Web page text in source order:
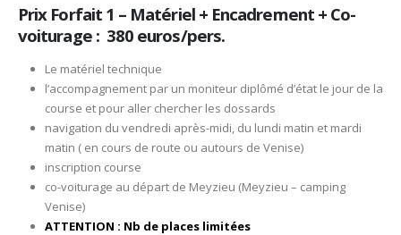
Prix Forfait 1 – Matériel + Encadrement + Co-
voiturage : 380 euros/pers.
Le matériel technique
l’accompagnement par un moniteur diplômé d’état le jour de la
course et pour aller chercher les dossards
navigation du vendredi après-midi, du lundi matin et mardi
matin ( en cours de route ou autours de Venise)
inscription course
co-voiturage au départ de Meyzieu (Meyzieu – camping
Venise)
ATTENTION : Nb de places limitées